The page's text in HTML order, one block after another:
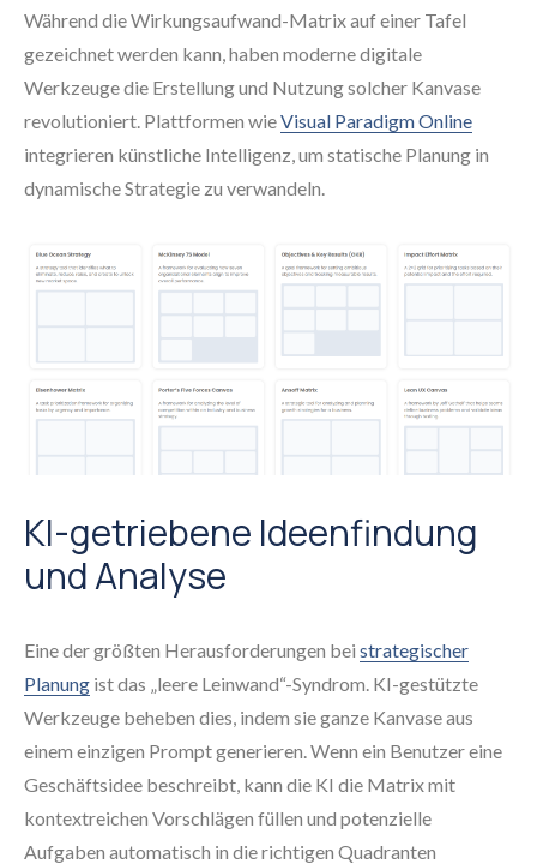
Während die Wirkungsaufwand-Matrix auf einer Tafel
gezeichnet werden kann, haben moderne digitale
Werkzeuge die Erstellung und Nutzung solcher Kanvase
revolutioniert. Plattformen wieVisual Paradigm Online
integrieren künstliche Intelligenz, um statische Planung in
dynamische Strategie zu verwandeln.
KI-getriebene Ideenfindung
und Analyse
Eine der größten Herausforderungen bei strategischer
Planung ist das „leere Leinwand“-Syndrom. KI-gestützte
Werkzeuge beheben dies, indem sie ganze Kanvase aus
einem einzigen Prompt generieren. Wenn ein Benutzer eine
Geschäftsidee beschreibt, kann die KI die Matrix mit
kontextreichen Vorschlägen füllen und potenzielle
Aufgaben automatisch in die richtigen Quadranten